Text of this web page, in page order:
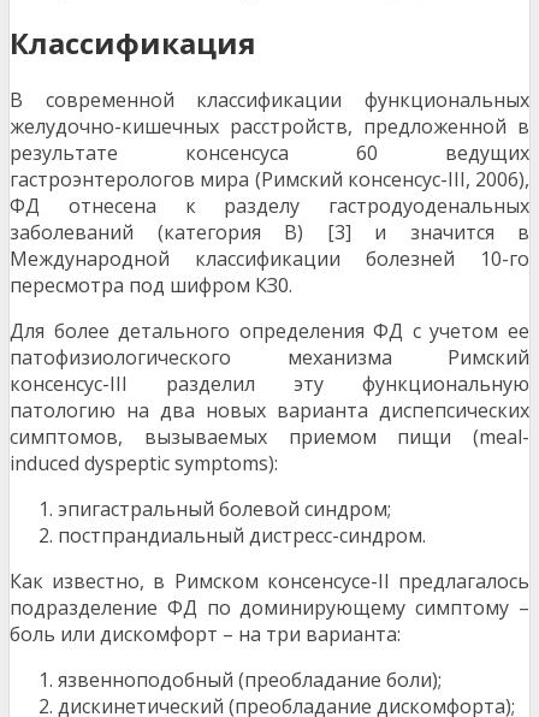
Классификация
В современной классификации функциональных
желудочно-кишечных расстройств, предложенной в
результате консенсуса 60 ведущих
гастроэнтерологов мира (Римский консенсус-III, 2006),
ФД отнесена к разделу гастродуоденальных
заболеваний (категория В) [3] и значится в
Международной классификации болезней 10-го
пересмотра под шифром КЗ0.
Для более детального определения ФД с учетом ее
патофизиологического механизма Римский
консенсус-III разделил эту функциональную
патологию на два новых варианта диспепсических
симптомов, вызываемых приемом пищи (meal-
induced dyspeptic symptoms):
эпигастральный болевой синдром;
постпрандиальный дистресс-синдром.
Как известно, в Римском консенсусе-II предлагалось
подразделение ФД по доминирующему симптому –
боль или дискомфорт – на три варианта:
язвенноподобный (преобладание боли);
дискинетический (преобладание дискомфорта);